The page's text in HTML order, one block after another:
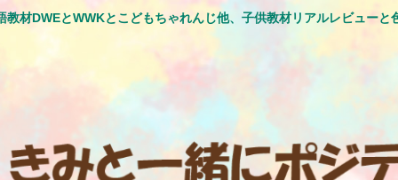
教材DWEとWWKとこどもちゃれんじ他、子供教材リアルレビューと